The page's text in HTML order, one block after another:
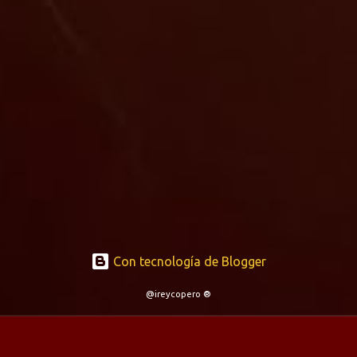
Con tecnología de Blogger
@ireycopero ®